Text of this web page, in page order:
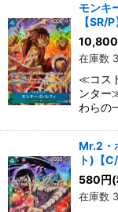
モンキ
【SR/
10,800
在庫数
≪コス
ンタ
わらの
Mr.2・
ト)【
580円
在庫数